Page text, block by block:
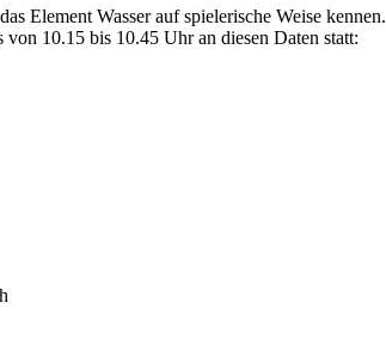
Element Wasser auf spielerische Weise kennen.
10.15 bis 10.45 Uhr an diesen Daten statt: